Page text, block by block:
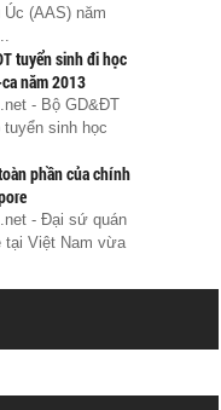
(AAS) năm
tuyển sinh đi học
năm 2013
- Bộ GD&ĐT
tuyển sinh học
phần của chính
- Đại sứ quán
tại Việt Nam vừa